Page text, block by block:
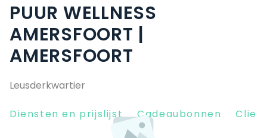
PUUR WELLNESS
AMERSFOORT |
AMERSFOORT
Leusderkwartier
Diensten en prijslijst Cadeaubonnen